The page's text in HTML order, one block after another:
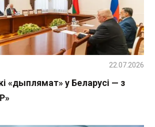
«дыплямат» у Беларусі — з
22.07.2026